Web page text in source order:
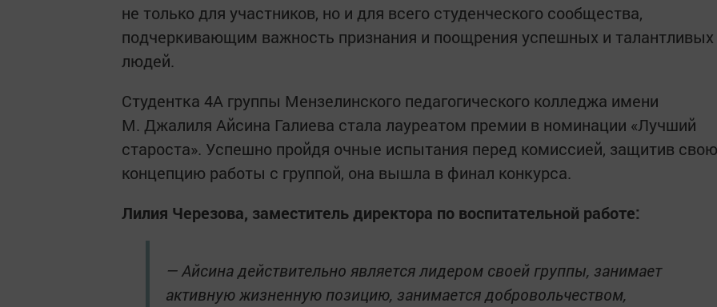
не только для участников, но и для всего студенческого сообщества,
подчеркивающим важность признания и поощрения успешных и талантливых
людей.
Студентка 4А группы Мензелинского педагогического колледжа имени
М. Джалиля Айсина Галиева стала лауреатом премии в номинации «Лучший
староста». Успешно пройдя очные испытания перед комиссией, защитив свою
концепцию работы с группой, она вышла в финал конкурса.
Лилия Черезова, заместитель директора по воспитательной работе:
— Айсина действительно является лидером своей группы, занимает
активную жизненную позицию, занимается добровольчеством,